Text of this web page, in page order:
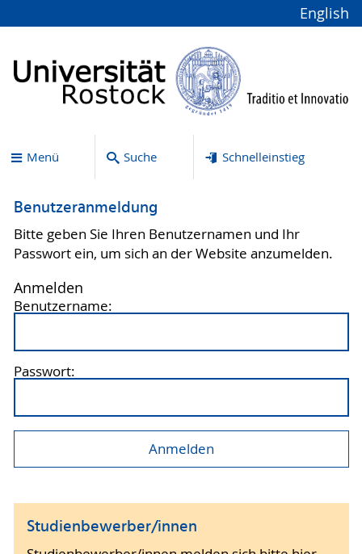
English
Menü Suche Schnelleinstieg
Benutzeranmeldung
Bitte geben Sie Ihren Benutzernamen und Ihr
Passwort ein, um sich an der Website anzumelden.
Anmelden
Benutzername:
Passwort:
Studienbewerber/innen